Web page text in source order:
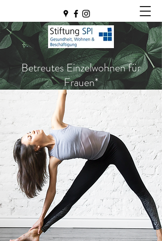
Betreutes Einzelwohnen für
Frauen*